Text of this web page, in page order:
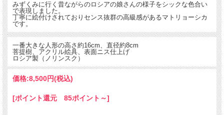
みずくみに行く昔ながらのロシアの娘さんの様子をシックな色合い
で表現しました。
丁寧に絵付けされておりセンス抜群の高級感があるマトリョーシカ
です。
一番大きな人形の高さ約16cm、直径約8cm
菩提樹、アクリル絵具、表面ニス仕上げ
ロシア製（ノリンスク）
価格:8,500円(税込)
[ポイント還元 85ポイント～]